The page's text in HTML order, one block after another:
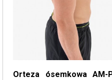
Orteza ósemkowa AM-